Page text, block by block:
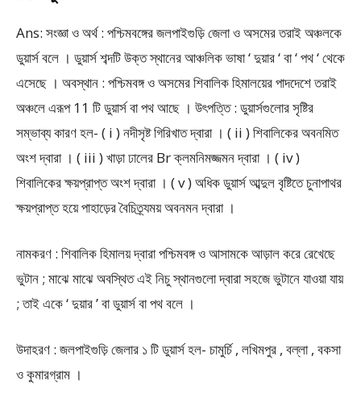
Ans: সংজ্ঞা ও অর্থ : পশ্চিমবঙ্গের জলপাইগুড়ি জেলা ও অসমের তরাই অঞ্চলকে
ডুয়ার্স বলে । ডুয়ার্স শব্দটি উক্ত স্থানের আঞ্চলিক ভাষা ‘ দুয়ার ‘ বা ‘ পথ ‘ থেকে
এসেছে । অবস্থান : পশ্চিমবঙ্গ ও অসমের শিবালিক হিমালয়ের পাদদেশে তরাই
অঞ্চলে এরূপ 11 টি ডুয়ার্স বা পথ আছে । উৎপত্তি : ডুয়ার্সগুলোর সৃষ্টির
সম্ভাব্য কারণ হল- ( i ) নদীসৃষ্ট গিরিখাত দ্বারা । ( ii ) শিবালিকের অবনমিত
অংশ দ্বারা । ( iii ) খাড়া ঢালের Br ক্লমনিমজ্জমন দ্বারা । ( iv )
শিবালিকের ক্ষয়প্রাপ্ত অংশ দ্বারা । ( v ) অধিক ডুয়ার্স আব্দুল বৃষ্টিতে চুনাপাথর
ক্ষয়প্রাপ্ত হয়ে পাহাড়ের বৈচিত্র্যময় অবনমন দ্বারা ।
নামকরণ : শিবালিক হিমালয় দ্বারা পশ্চিমবঙ্গ ও আসামকে আড়াল করে রেখেছে
ভুটান ; মাঝে মাঝে অবস্থিত এই নিচু স্থানগুলো দ্বারা সহজে ভুটানে যাওয়া যায়
; তাই একে ‘ দুয়ার ’ বা ডুয়ার্স বা পথ বলে ।
উদাহরণ : জলপাইগুড়ি জেলার ১ টি ডুয়ার্স হল- চামুর্চি , লখিমপুর , বল্লা , বকসা
ও কুমারগ্রাম ।